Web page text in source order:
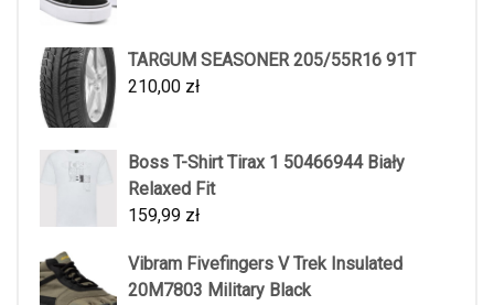
TARGUM SEASONER 205/55R16 91T
210,00 zł
Boss T-Shirt Tirax 1 50466944 Biały
Relaxed Fit
159,99 zł
Vibram Fivefingers V Trek Insulated
20M7803 Military Black